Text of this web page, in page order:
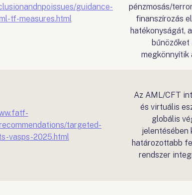
guidance-
tf-measures.html
pénzmosás/
finanszírozás
hatékonyságát,
bűnözőket
megkönnyítik
targeted-
vasps-2025.html
Az AML/CFT
és virtuális
globális
jelentésében
határozottabb
rendszer